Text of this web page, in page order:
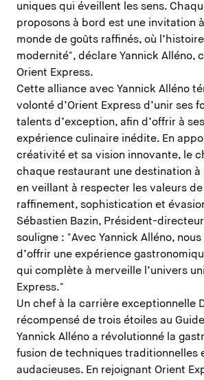
uniques qui éveillent les sens.
proposons à bord est une invitation
monde de goûts raffinés, où
modernité", déclare Yannick Alléno,
Orient Express.
Cette alliance avec Yannick Alléno
volonté d’Orient Express d’unir ses
talents d’exception, afin d’offrir à
expérience culinaire inédite. En
créativité et sa vision innovante, le
chaque restaurant une destination
en veillant à respecter les valeurs
raffinement, sophistication et
Sébastien Bazin, Président-directeur
souligne : "Avec Yannick Alléno,
d’offrir une expérience
qui complète à merveille l’univers
Express."
Un chef à la carrière exceptionnelle
récompensé de trois étoiles au
Yannick Alléno a révolutionné la
fusion de techniques traditionnelles
audacieuses. En rejoignant Orient